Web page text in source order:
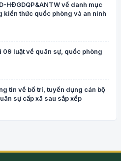
HĐGDQP&ANTW về danh mục
kiến thức quốc phòng và an ninh
09 luật về quân sự, quốc phòng
tin về bố trí, tuyển dụng cán bộ
sự cấp xã sau sắp xếp